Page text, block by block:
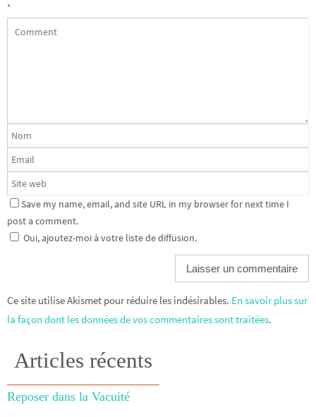
*
Save my name, email, and site URL in my browser for next time I
post a comment.
Oui, ajoutez-moi à votre liste de diffusion.
Ce site utilise Akismet pour réduire les indésirables. En savoir plus sur
la façon dont les données de vos commentaires sont traitées.
Articles récents
Reposer dans la Vacuité